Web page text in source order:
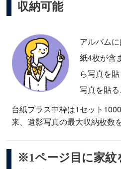
収納可能
アルバム
紙4枚が含
ら写真を
写真を貼る
台紙プラス中枠は1セット
来、遺影写真の最大収納枚数
※1ページ目に家紋